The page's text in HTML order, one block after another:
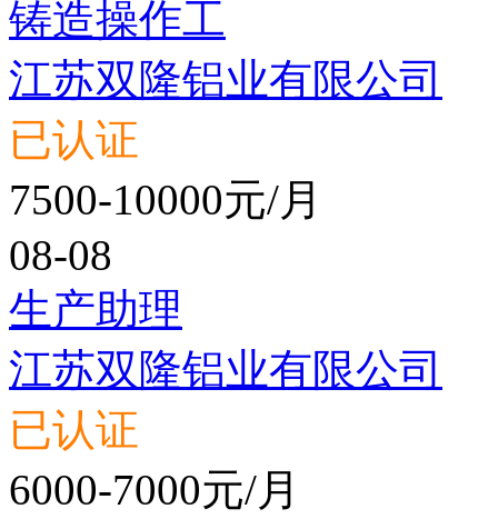
铸造操作工
江苏双隆铝业有限公司
已认证
7500-10000元/月
08-08
生产助理
江苏双隆铝业有限公司
已认证
6000-7000元/月